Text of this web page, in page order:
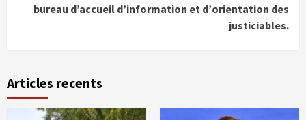
bureau d’accueil d’information et d’orientation des
justiciables.
Articles recents